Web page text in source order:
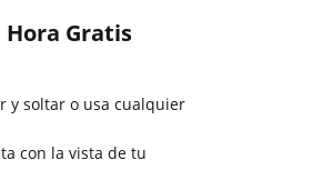
Hora Gratis
y soltar o usa cualquier
con la vista de tu